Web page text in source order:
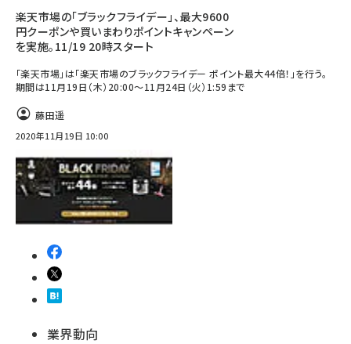
楽天市場の「ブラックフライデー」、最大9600
円クーポンや買いまわりポイントキャンペーン
を実施。11/19 20時スタート
「楽天市場」は「楽天市場のブラックフライデー ポイント最大44倍！」を行う。
期間は11月19日（木）20:00～11月24日（火）1:59まで
藤田遥
2020年11月19日 10:00
業界動向